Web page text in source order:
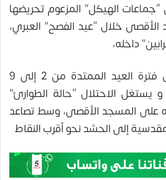
الهيكل” المزعوم تحريضها
خلال “عيد الفصح” العبري،
داخله،
مطالبة بفتحه خلال فترة العيد الممتدة من 2 إلى 9
و يستغل الاحتلال “حالة الطوارئ”
على المسجد الأقصى، وسط تصاعد
إلى الحشد نحو أقرب النقاط